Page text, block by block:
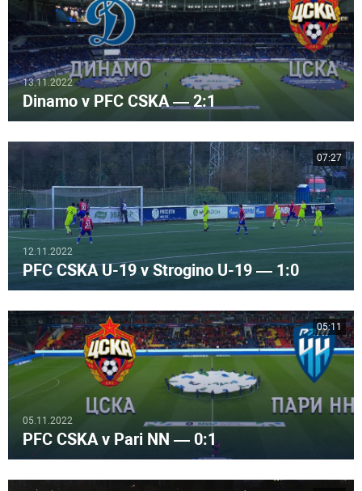
13.11.2022
Dinamo v PFC CSKA — 2:1
12.11.2022
PFC CSKA U-19 v Strogino U-19 — 1:0
07:27
05.11.2022
PFC CSKA v Pari NN — 0:1
05:11